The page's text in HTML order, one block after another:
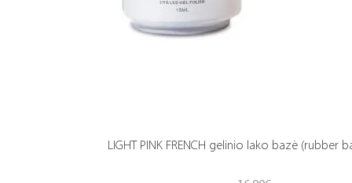
LIGHT PINK FRENCH gelinio lako bazė (rubber